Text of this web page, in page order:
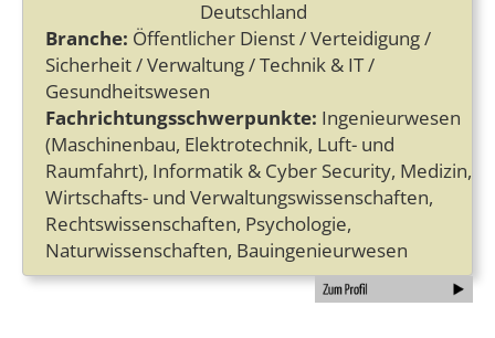
Deutschland
Branche: Öffentlicher Dienst / Verteidigung /
Sicherheit / Verwaltung / Technik & IT /
Gesundheitswesen
Fachrichtungsschwerpunkte: Ingenieurwesen
(Maschinenbau, Elektrotechnik, Luft- und
Raumfahrt), Informatik & Cyber Security, Medizin,
Wirtschafts- und Verwaltungswissenschaften,
Rechtswissenschaften, Psychologie,
Naturwissenschaften, Bauingenieurwesen